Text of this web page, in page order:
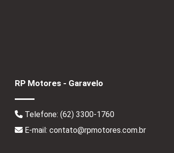
RP Motores - Garavelo
Telefone: (62) 3300-1760
E-mail: contato@rpmotores.com.br